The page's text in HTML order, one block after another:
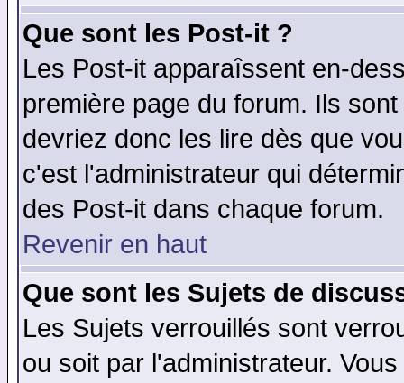
Que sont les Post-it ?
Les Post-it apparaîssent en-
première page du forum. Ils
devriez donc les lire dès que
c'est l'administrateur qui
des Post-it dans chaque forum.
Revenir en haut
Que sont les Sujets de
Les Sujets verrouillés sont
ou soit par l'administrateur.